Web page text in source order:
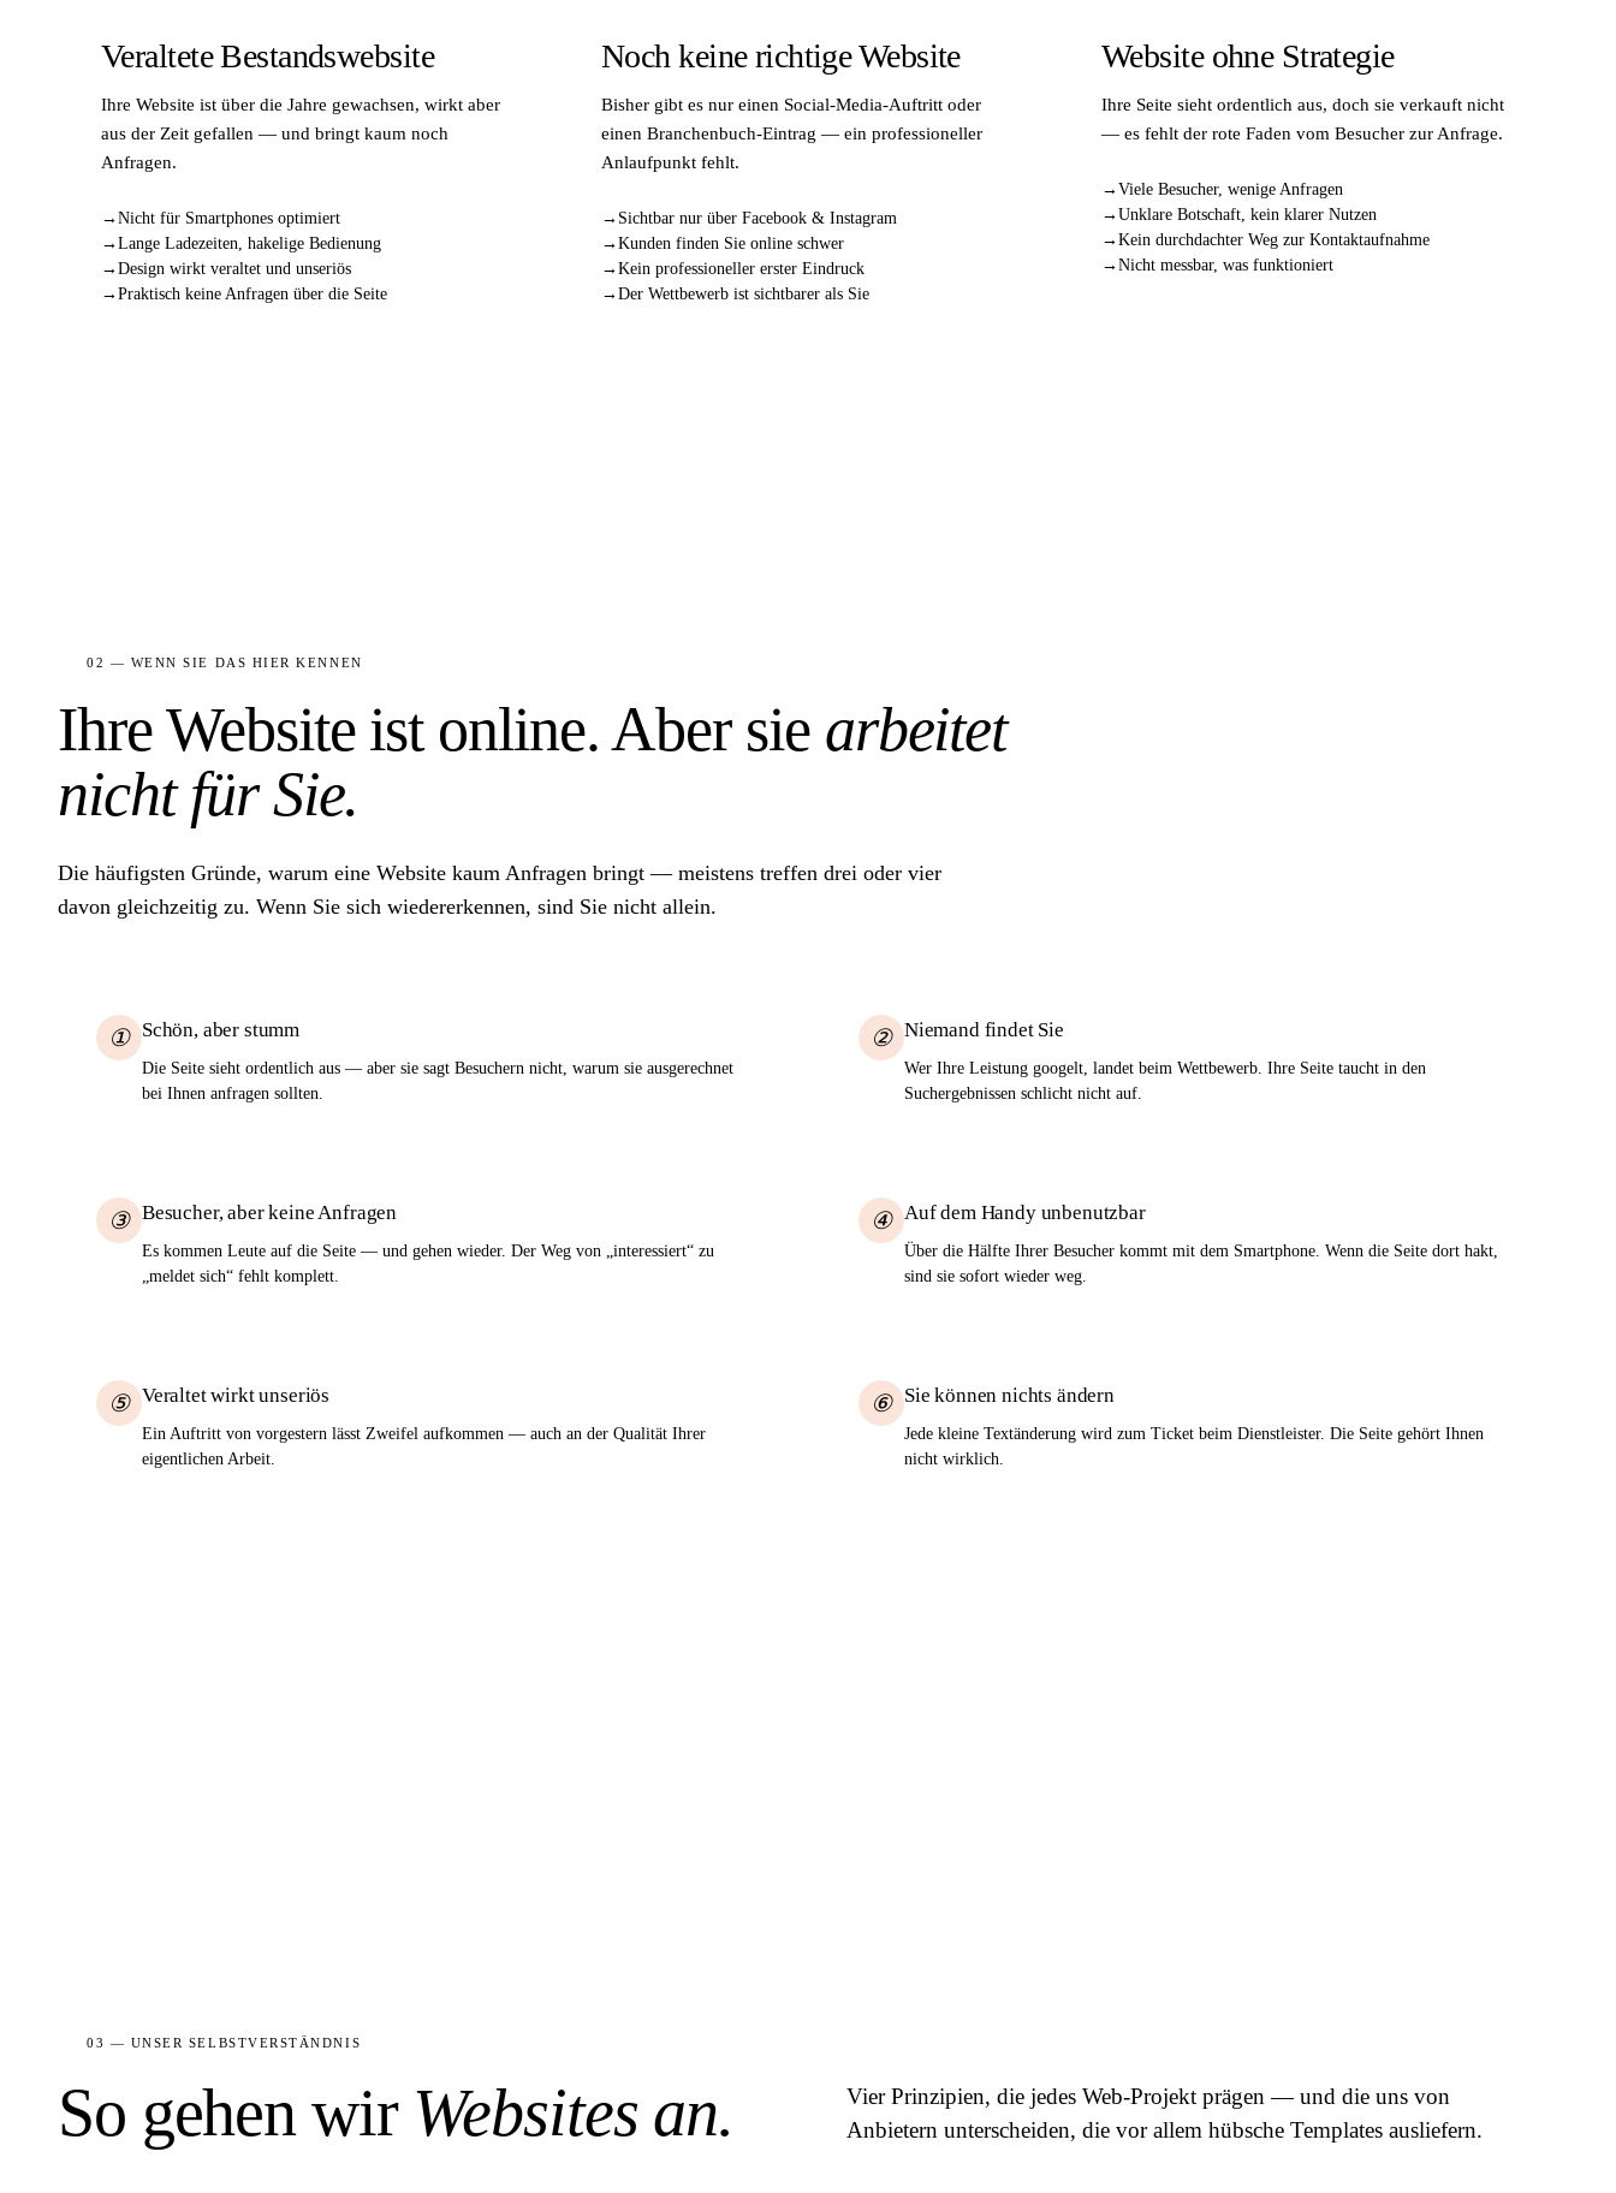
Veraltete Bestandswebsite
Ihre Website ist über die Jahre gewachsen, wirkt aber
aus der Zeit gefallen — und bringt kaum noch
Anfragen.
Nicht für Smartphones optimiert
Lange Ladezeiten, hakelige Bedienung
Design wirkt veraltet und unseriös
Praktisch keine Anfragen über die Seite
Noch keine richtige Website
Bisher gibt es nur einen Social-Media-Auftritt oder
einen Branchenbuch-Eintrag — ein professioneller
Anlaufpunkt fehlt.
Sichtbar nur über Facebook & Instagram
Kunden finden Sie online schwer
Kein professioneller erster Eindruck
Der Wettbewerb ist sichtbarer als Sie
Website ohne Strategie
Ihre Seite sieht ordentlich aus, doch sie verkauft nicht
— es fehlt der rote Faden vom Besucher zur Anfrage.
Viele Besucher, wenige Anfragen
Unklare Botschaft, kein klarer Nutzen
Kein durchdachter Weg zur Kontaktaufnahme
Nicht messbar, was funktioniert
02 — WENN SIE DAS HIER KENNEN
Ihre Website ist online. Aber sie arbeitet
nicht für Sie.
Die häufigsten Gründe, warum eine Website kaum Anfragen bringt — meistens treffen drei oder vier
davon gleichzeitig zu. Wenn Sie sich wiedererkennen, sind Sie nicht allein.
① Schön, aber stumm
Die Seite sieht ordentlich aus — aber sie sagt Besuchern nicht, warum sie ausgerechnet
bei Ihnen anfragen sollten.
② Niemand findet Sie
Wer Ihre Leistung googelt, landet beim Wettbewerb. Ihre Seite taucht in den
Suchergebnissen schlicht nicht auf.
③ Besucher, aber keine Anfragen
Es kommen Leute auf die Seite — und gehen wieder. Der Weg von „interessiert“ zu
„meldet sich“ fehlt komplett.
④ Auf dem Handy unbenutzbar
Über die Hälfte Ihrer Besucher kommt mit dem Smartphone. Wenn die Seite dort hakt,
sind sie sofort wieder weg.
⑤ Veraltet wirkt unseriös
Ein Auftritt von vorgestern lässt Zweifel aufkommen — auch an der Qualität Ihrer
eigentlichen Arbeit.
⑥ Sie können nichts ändern
Jede kleine Textänderung wird zum Ticket beim Dienstleister. Die Seite gehört Ihnen
nicht wirklich.
03 — UNSER SELBSTVERSTÄNDNIS
So gehen wir Websites an.
Vier Prinzipien, die jedes Web-Projekt prägen — und die uns von
Anbietern unterscheiden, die vor allem hübsche Templates ausliefern.